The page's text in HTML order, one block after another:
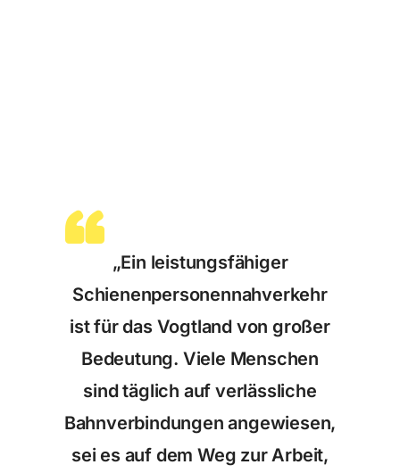
„Ein leistungsfähiger
Schienenpersonennahverkehr
ist für das Vogtland von großer
Bedeutung. Viele Menschen
sind täglich auf verlässliche
Bahnverbindungen angewiesen,
sei es auf dem Weg zur Arbeit,